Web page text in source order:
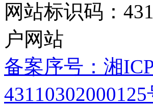
网站标识码：
户网站
备案序号：湘
43110302000125